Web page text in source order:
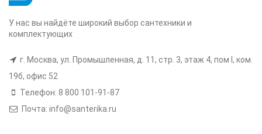
У нас вы найдёте широкий выбор сантехники и
комплектующих
г. Москва, ул. Промышленная, д. 11, стр. 3, этаж 4, пом I, ком.
19б, офис 52
Телефон: 8 800 101-91-87
Почта: info@santerika.ru